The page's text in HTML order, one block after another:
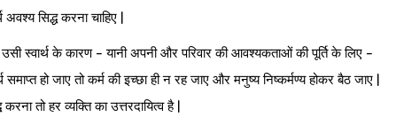
सिद्ध करना चाहिए |
स्वार्थ के कारण – यानी अपनी और परिवार की आवश्यकताओं की पूर्ति के लिए –
हो जाए तो कर्म की इच्छा ही न रह जाए और मनुष्य निष्कर्मण्य होकर बैठ जाए |
तो हर व्यक्ति का उत्तरदायित्व है |